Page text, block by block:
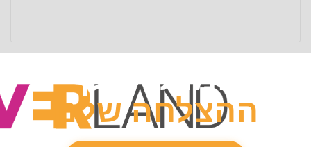
המותג שלך
ההצלחה שלנו